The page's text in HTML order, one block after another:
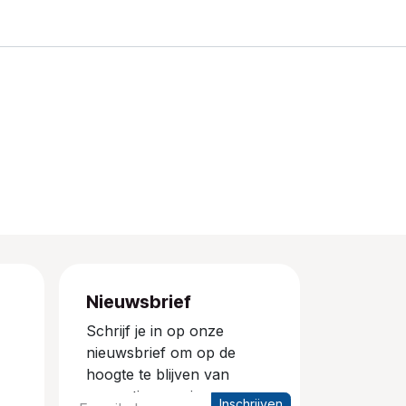
Nieuwsbrief
Schrijf je in op onze
nieuwsbrief om op de
hoogte te blijven van
promoties en nieuwe